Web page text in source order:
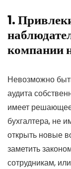
1.
компании
Невозможно
аудита
имеет
бухгалтера, не
открыть новые
заметить
сотрудникам,